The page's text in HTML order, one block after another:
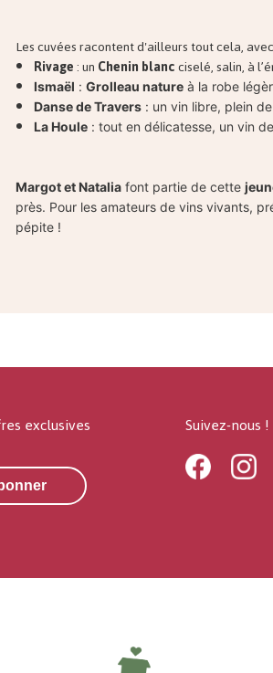
Les cuvées racontent d'ailleurs tout cela,
Rivage: unChenin blancciselé, salin, à
Ismaël : Grolleau nature à la robe
Danse de Travers : un vin libre, plein
La Houle : tout en délicatesse, un vin
Margot et Natalia font partie de cette
près. Pour les amateurs de vins vivants,
pépite !
exclusives Suivez-nous !
Facebook